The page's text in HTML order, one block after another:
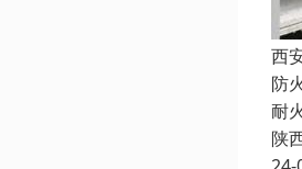
西
防
耐
陕